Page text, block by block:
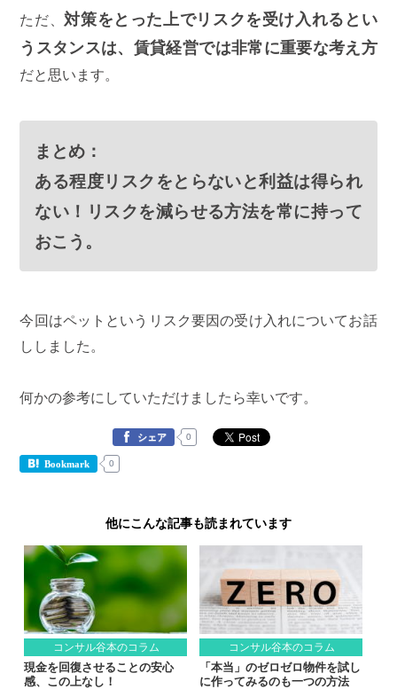
ただ、対策をとった上でリスクを受け入れるとい
うスタンスは、賃貸経営では非常に重要な考え方
だと思います。
まとめ：
ある程度リスクをとらないと利益は得られ
ない！リスクを減らせる方法を常に持って
おこう。
今回はペットというリスク要因の受け入れについてお話
ししました。
何かの参考にしていただけましたら幸いです。
シェア 0
Bookmark 0
他にこんな記事も読まれています
コンサル谷本のコラム
現金を回復させることの安心
感、この上なし！
コンサル谷本のコラム
「本当」のゼロゼロ物件を試し
に作ってみるのも一つの方法